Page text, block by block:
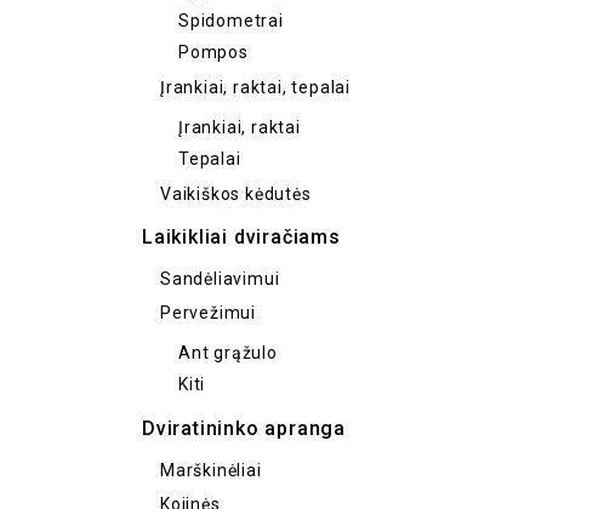
Spidometrai
Pompos
Įrankiai, raktai, tepalai
Įrankiai, raktai
Tepalai
Vaikiškos kėdutės
Laikikliai dviračiams
Sandėliavimui
Pervežimui
Ant grąžulo
Kiti
Dviratininko apranga
Marškinėliai
Kojinės